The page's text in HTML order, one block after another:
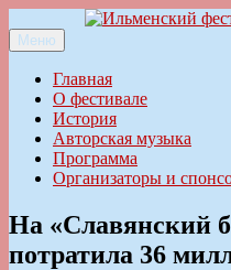
к
содержимому
Ильменский фестиваль
Меню
Главная
О фестивале
История
Авторская музыка
Программа
Организаторы и
На «Славянский
потратила 36